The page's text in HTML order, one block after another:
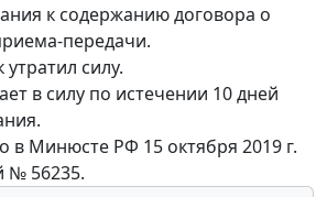
к содержанию договора о
передачи.
силу.
в силу по истечении 10 дней
в Минюсте РФ 15 октября 2019 г.
№ 56235.